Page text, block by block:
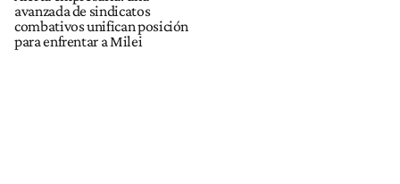
avanzada de sindicatos
combativos unifican posición
para enfrentar a Milei